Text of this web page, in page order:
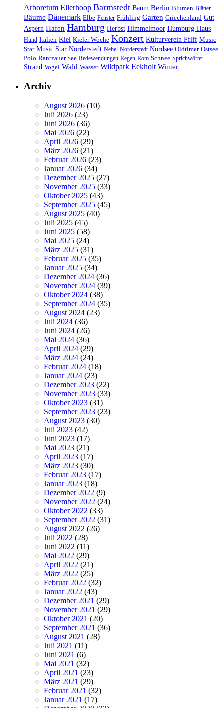
Arboretum Ellerhoop Barmstedt Baum Berlin Blumen Blätter
Bäume Dänemark Elbe Fenster Frühling Garten Griechenland Gut
Aspern Hafen Hamburg Herbst Himmelmoor Humburg-Haus
Hund Italien Kiel Kieler Woche Konzert Kulturverein Pfiff Music
Star Music Star Norderstedt Nebel Norderstedt Nordsee Oldtimer Ostsee
Polo Rantzauer See Redewendungen Regen Rom Schnee Sprichwörter
Strand Vogel Wald Wasser Wildpark Eekholt Winter
Archiv
August 2026 (10)
Juli 2026 (23)
Juni 2026 (36)
Mai 2026 (22)
April 2026 (29)
März 2026 (21)
Februar 2026 (23)
Januar 2026 (34)
Dezember 2025 (27)
November 2025 (33)
Oktober 2025 (43)
September 2025 (45)
August 2025 (40)
Juli 2025 (45)
Juni 2025 (58)
Mai 2025 (24)
März 2025 (31)
Februar 2025 (35)
Januar 2025 (34)
Dezember 2024 (36)
November 2024 (39)
Oktober 2024 (38)
September 2024 (35)
August 2024 (23)
Juli 2024 (36)
Juni 2024 (26)
Mai 2024 (36)
April 2024 (29)
März 2024 (24)
Februar 2024 (18)
Januar 2024 (23)
Dezember 2023 (22)
November 2023 (33)
Oktober 2023 (31)
September 2023 (23)
August 2023 (30)
Juli 2023 (42)
Juni 2023 (17)
Mai 2023 (21)
April 2023 (17)
März 2023 (30)
Februar 2023 (17)
Januar 2023 (18)
Dezember 2022 (9)
November 2022 (24)
Oktober 2022 (33)
September 2022 (31)
August 2022 (26)
Juli 2022 (28)
Juni 2022 (11)
Mai 2022 (29)
April 2022 (21)
März 2022 (25)
Februar 2022 (32)
Januar 2022 (43)
Dezember 2021 (29)
November 2021 (29)
Oktober 2021 (20)
September 2021 (36)
August 2021 (28)
Juli 2021 (11)
Juni 2021 (6)
Mai 2021 (32)
April 2021 (23)
März 2021 (29)
Februar 2021 (32)
Januar 2021 (17)